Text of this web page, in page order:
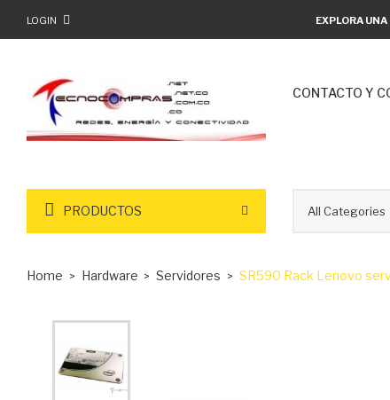
EXPLORA
LOGIN
CONTACTO Y
PRODUCTOS
Home Hardware Servidores SR590 Rack Lenovo